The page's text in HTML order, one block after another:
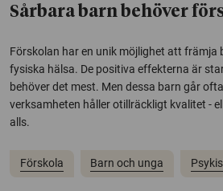
Sårbara barn behöver
Förskolan har en unik möjlighet att främja
fysiska hälsa. De positiva effekterna är
behöver det mest. Men dessa barn går
verksamheten håller otillräckligt kvalitet -
alls.
Förskola Barn och unga